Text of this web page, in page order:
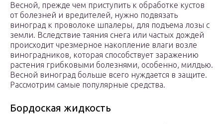
Весной, прежде чем приступить к обработке кустов
от болезней и вредителей, нужно подвязать
виноград к проволоке шпалеры, для подъема лозы с
земли. Вследствие таяния снега или частых дождей
происходит чрезмерное накопление влаги возле
виноградников, которая способствует заражению
растения грибковыми болезнями, особенно, милдью.
Весной виноград больше всего нуждается в защите.
Рассмотрим самые популярные средства.
Бордоская жидкость